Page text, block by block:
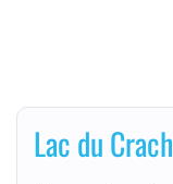
Lac du